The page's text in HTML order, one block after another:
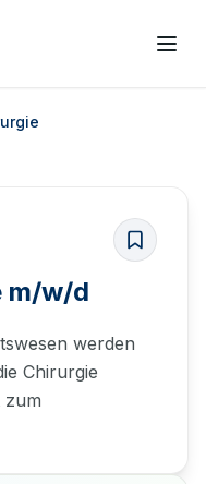
m/w/d
werden
Chirurgie
zum